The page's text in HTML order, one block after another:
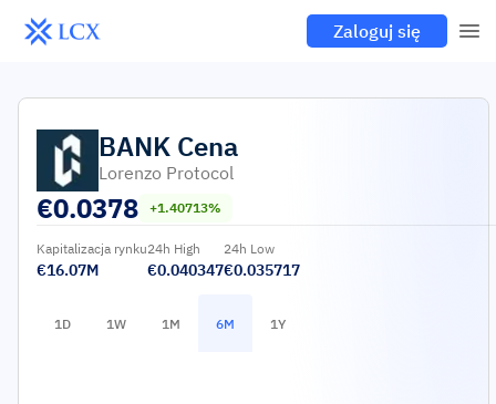
Zaloguj się
BANK Cena
Lorenzo Protocol
€0.0378 +1.40713%
Kapitalizacja rynku
€16.07M
24h High
€0.040347
24h Low
€0.035717
1D 1W 1M 6M 1Y